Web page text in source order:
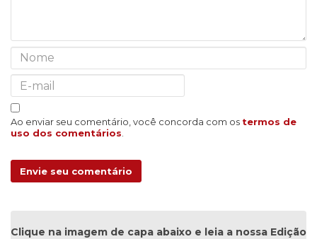
Ao enviar seu comentário, você concorda com os termos de
uso dos comentários
Envie seu comentário
Clique na imagem de capa abaixo e leia a nossa Edição